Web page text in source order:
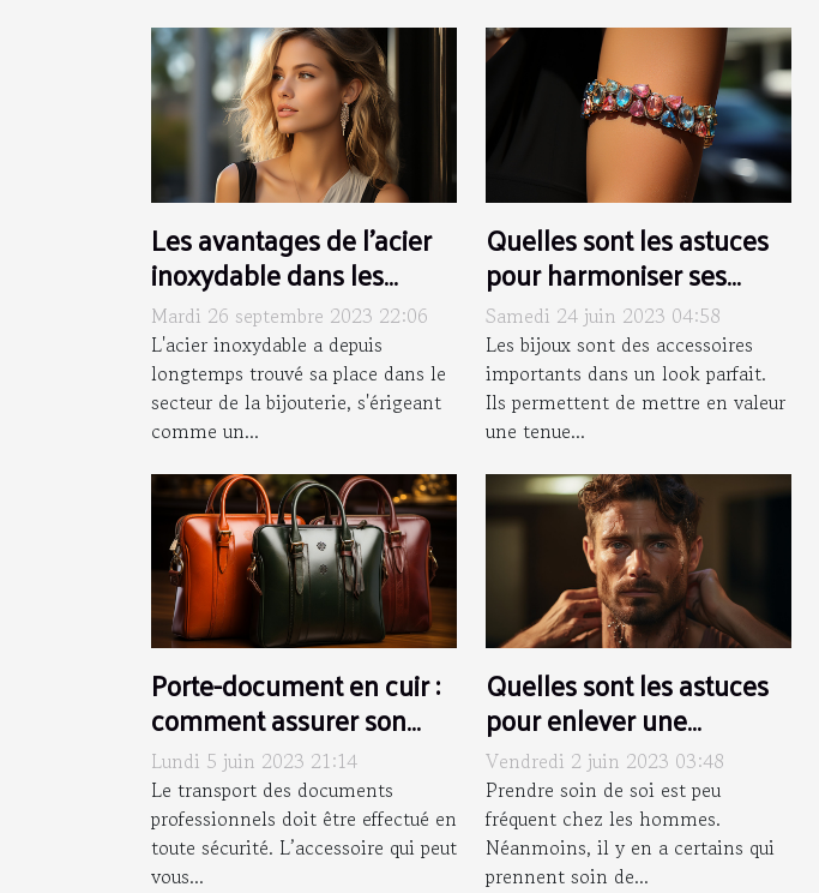
Les avantages de l'acier
inoxydable dans les
bijoux: focus sur l'earcuff
Mardi 26 septembre 2023 22:06
L'acier inoxydable a depuis
longtemps trouvé sa place dans le
secteur de la bijouterie, s'érigeant
comme un...
Quelles sont les astuces
pour harmoniser ses
bijoux et sa tenue ?
Samedi 24 juin 2023 04:58
Les bijoux sont des accessoires
importants dans un look parfait.
Ils permettent de mettre en valeur
une tenue...
Porte-document en cuir :
comment assurer son
entretien ?
Lundi 5 juin 2023 21:14
Le transport des documents
professionnels doit être effectué en
toute sécurité. L’accessoire qui peut
vous...
Quelles sont les astuces
pour enlever une
permanente pour homme
?
Vendredi 2 juin 2023 03:48
Prendre soin de soi est peu
fréquent chez les hommes.
Néanmoins, il y en a certains qui
prennent soin de...